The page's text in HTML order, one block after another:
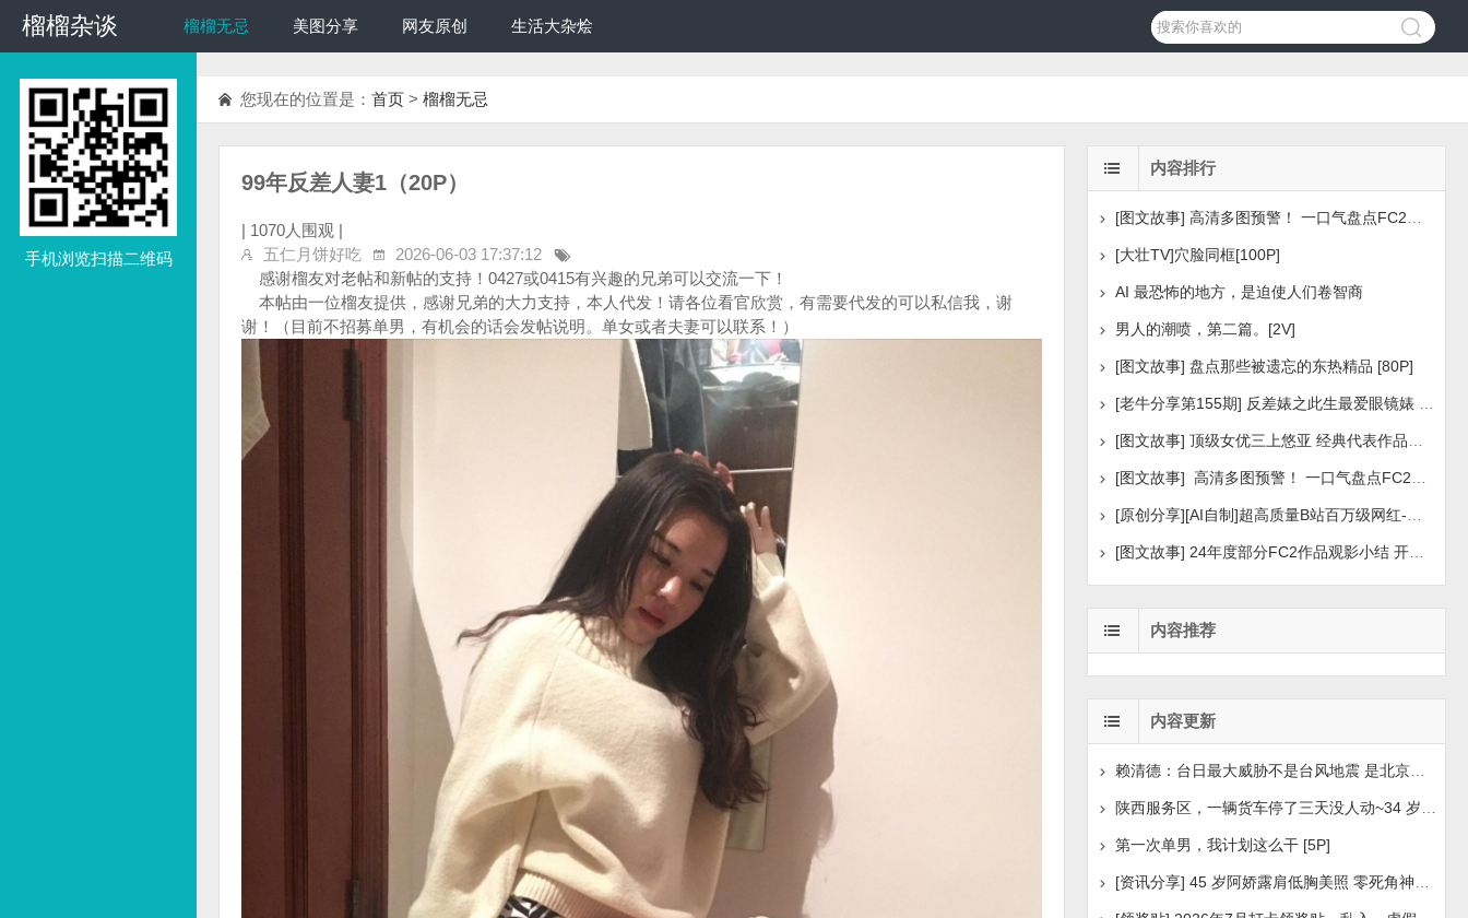
榴榴杂谈
榴榴杂谈 榴榴无忌 美图分享 网友原创 生活大杂烩
手机浏览扫描二维码
您现在的位置是： 首页 > 榴榴无忌
99年反差人妻1（20P）
| 1070人围观 |
五仁月饼好吃
2026-06-03 17:37:12
感谢榴友对老帖和新帖的支持！0427或0415有兴趣的兄弟可以交流一下！
本帖由一位榴友提供，感谢兄弟的大力支持，本人代发！请各位看官欣赏，有需要代发的可以私信我，谢
谢！（目前不招募单男，有机会的话会发帖说明。单女或者夫妻可以联系！）
内容排行
[大壮TV]穴脸同框[100P]
AI 最恐怖的地方，是迫使人们卷智商
男人的潮喷，第二篇。[2V]
[图文故事] 盘点那些被遗忘的东热精品 [80P]
[图文故事] 24年度部分FC2作品观影小结 开年王炸后续
内容推荐
内容更新
赖清德：台日最大威胁不是台风地震 是北京侵扰胁迫
第一次单男，我计划这么干 [5P]